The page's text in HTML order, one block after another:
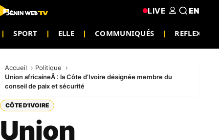
SPORT ELLE COMMUNIQUÉS REFLEXION
LIVE EN
Accueil
Politique
Union africaineÂ : la Côte d’Ivoire désignée membre du
conseil de paix et sécurité
CÔTE D'IVOIRE
Union